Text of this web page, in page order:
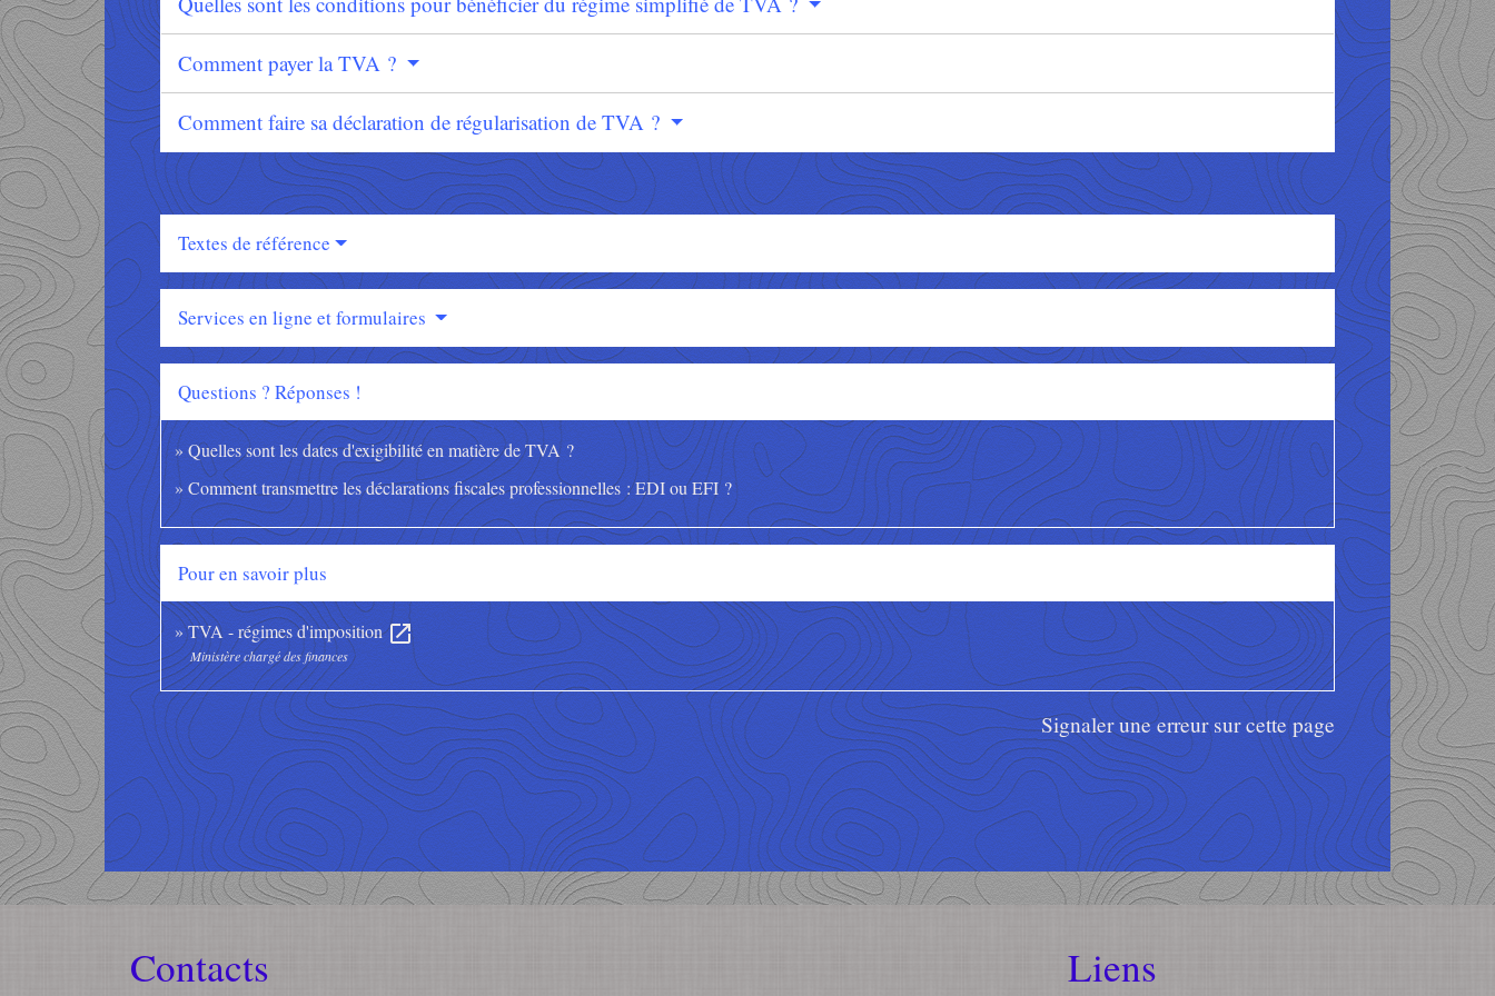
Comment payer la TVA ?
Comment faire sa déclaration de régularisation de TVA ?
Textes de référence
Services en ligne et formulaires
Questions ? Réponses !
Quelles sont les dates d'exigibilité en matière de TVA ?
Comment transmettre les déclarations fiscales professionnelles : EDI ou EFI ?
Pour en savoir plus
TVA - régimes d'impositionopen_in_new
Ministère chargé des finances
Signaler une erreur sur cette page
Contacts Liens